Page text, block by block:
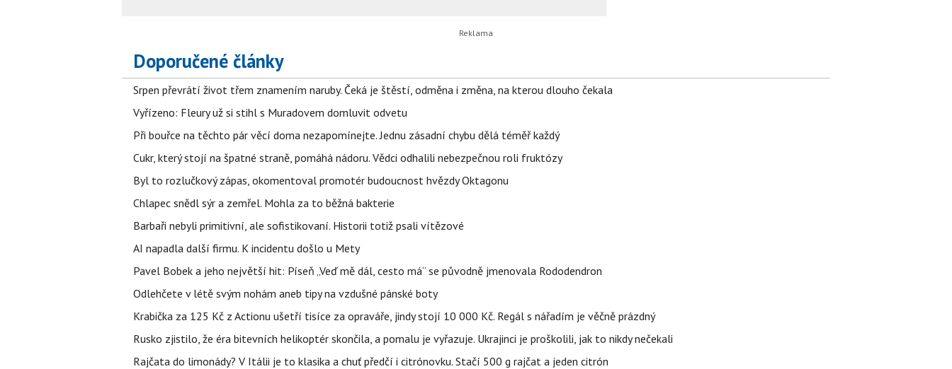
Doporučené články
Srpen převrátí život třem znamením naruby. Čeká je štěstí, odměna i změna, na kterou dlouho čekala
Vyřízeno: Fleury už si stihl s Muradovem domluvit odvetu
Při bouřce na těchto pár věcí doma nezapomínejte. Jednu zásadní chybu dělá téměř každý
Cukr, který stojí na špatné straně, pomáhá nádoru. Vědci odhalili nebezpečnou roli fruktózy
Byl to rozlučkový zápas, okomentoval promotér budoucnost hvězdy Oktagonu
Chlapec snědl sýr a zemřel. Mohla za to běžná bakterie
Barbaři nebyli primitivní, ale sofistikovaní. Historii totiž psali vítězové
AI napadla další firmu. K incidentu došlo u Mety
Pavel Bobek a jeho největší hit: Píseň „Veď mě dál, cesto má“ se původně jmenovala Rododendron
Odlehčete v létě svým nohám aneb tipy na vzdušné pánské boty
Krabička za 125 Kč z Actionu ušetří tisíce za opraváře, jindy stojí 10 000 Kč. Regál s nářadím je věčně prázdný
Rusko zjistilo, že éra bitevních helikoptér skončila, a pomalu je vyřazuje. Ukrajinci je proškolili, jak to nikdy nečekali
Rajčata do limonády? V Itálii je to klasika a chuť předčí i citrónovku. Stačí 500 g rajčat a jeden citrón